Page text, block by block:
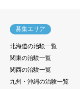
募集エリア
北海道の治験一覧
関東の治験一覧
関西の治験一覧
九州・沖縄の治験一覧